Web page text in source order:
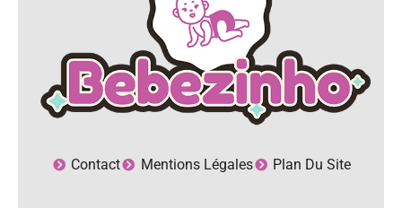
Contact Mentions Légales Plan Du Site